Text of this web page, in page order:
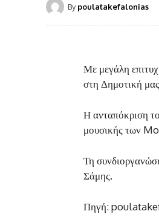
By poulatakefalonias
Με μεγάλη
στη Δημοτική
Η ανταπόκριση
μουσικής των
Τη
Σάμης.
Πηγή: